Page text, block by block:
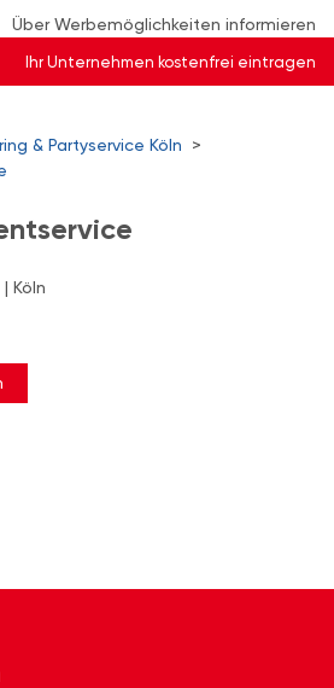
Über Werbemöglichkeiten informieren
Ihr Unternehmen kostenfrei eintragen
& Partyservice Köln
>
| Köln